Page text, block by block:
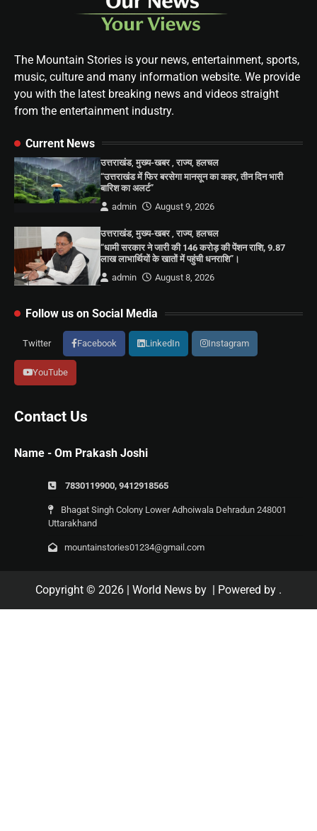
The Mountain Stories is your news, entertainment, sports,
music, culture and many information website. We provide
you with the latest breaking news and videos straight
from the entertainment industry.
Current News
उत्तराखंड,मुख्य-खबर ,राज्य,हलचल
“उत्तराखंड में फिर बरसेगा मानसून का कहर, तीन दिन भारी
बारिश का अलर्ट”
admin
August 9, 2026
उत्तराखंड,मुख्य-खबर,राज्य,हलचल
“धामी सरकार ने जारी की 146 करोड़ की पेंशन राशि, 9.87
लाख लाभार्थियों के खातों में पहुंची धनराशि”।
admin
August 8, 2026
Follow us on Social Media
Twitter Facebook LinkedIn Instagram
YouTube
Contact Us
Name - Om Prakash Joshi
7830119900, 9412918565
Bhagat Singh Colony Lower Adhoiwala Dehradun 248001
Uttarakhand
mountainstories01234@gmail.com
Copyright © 2026 | World News by | Powered by .